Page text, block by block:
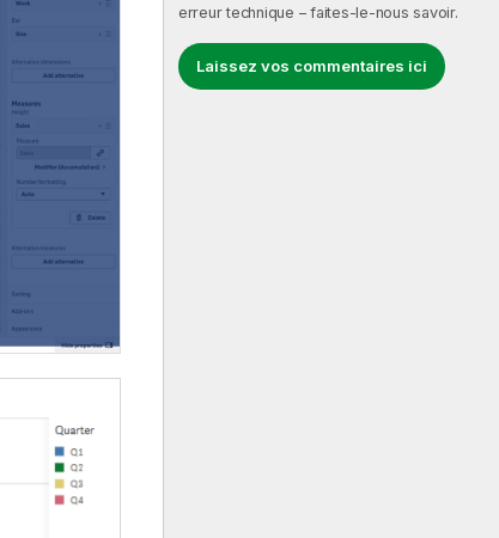
erreur technique – faites-le-nous savoir.
Laissez vos commentaires ici